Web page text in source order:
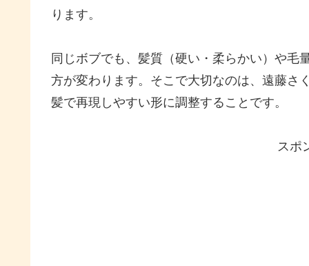
ります。
同じボブでも、髪質（硬い・柔らかい）や
方が変わります。そこで大切なのは、遠藤さ
髪で再現しやすい形に調整することです。
スポ